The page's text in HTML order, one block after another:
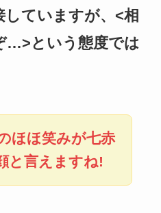
していますが、<相
…>という態度では
ほほ笑みが七赤
と言えますね!